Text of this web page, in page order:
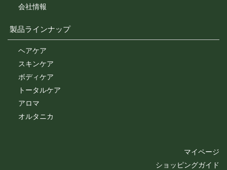
会社情報
製品ラインナップ
ヘアケア
スキンケア
ボディケア
トータルケア
アロマ
オルタニカ
マイページ
ショッピングガイド